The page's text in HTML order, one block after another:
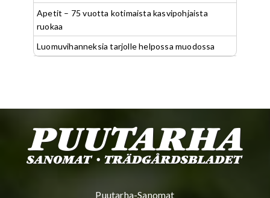
Apetit – 75 vuotta kotimaista kasvipohjaista
ruokaa
Luomuvihanneksia tarjolle helpossa muodossa
Puutarha-Sanomat